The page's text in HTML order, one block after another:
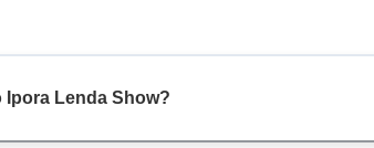
Ipora Lenda Show?